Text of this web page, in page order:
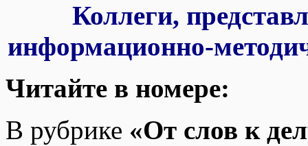
Коллеги,
информационно-
Читайте в номере:
В рубрике «От слов к